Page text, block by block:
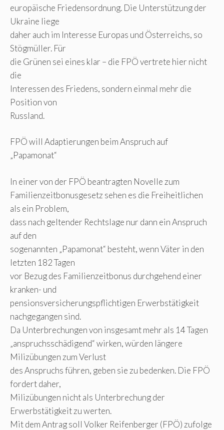
europäische Friedensordnung. Die Unterstützung der
Ukraine liege
daher auch im Interesse Europas und Österreichs, so
Stögmüller. Für
die Grünen sei eines klar – die FPÖ vertrete hier nicht
die
Interessen des Friedens, sondern einmal mehr die
Position von
Russland.
FPÖ will Adaptierungen beim Anspruch auf
„Papamonat“
In einer von der FPÖ beantragten Novelle zum
Familienzeitbonusgesetz sehen es die Freiheitlichen
als ein Problem,
dass nach geltender Rechtslage nur dann ein Anspruch
auf den
sogenannten „Papamonat“ besteht, wenn Väter in den
letzten 182 Tagen
vor Bezug des Familienzeitbonus durchgehend einer
kranken- und
pensionsversicherungspflichtigen Erwerbstätigkeit
nachgegangen sind.
Da Unterbrechungen von insgesamt mehr als 14 Tagen
„anspruchsschädigend“ wirken, würden längere
Milizübungen zum Verlust
des Anspruchs führen, geben sie zu bedenken. Die FPÖ
fordert daher,
Milizübungen nicht als Unterbrechung der
Erwerbstätigkeit zu werten.
Mit dem Antrag soll Volker Reifenberger (FPÖ) zufolge